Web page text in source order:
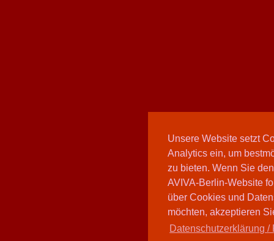
Unsere Website setzt
Analytics ein, um
zu bieten. Wenn Sie
AVIVA-Berlin-Website
über Cookies und
möchten, akzeptieren
Datenschutzerklärung /